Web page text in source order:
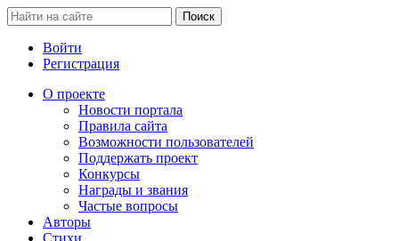
Войти
Регистрация
О проекте
Новости портала
Правила сайта
Возможности пользователей
Поддержать проект
Конкурсы
Награды и звания
Частые вопросы
Авторы
Стихи